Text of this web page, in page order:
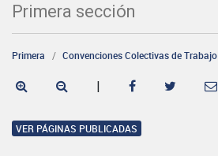
Primera sección
Primera Convenciones Colectivas de Trabajo
|
VER PÁGINAS PUBLICADAS